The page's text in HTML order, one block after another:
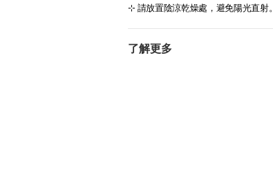
​​⊹ 請放置陰涼乾燥處，避免陽光直射。
了解更多